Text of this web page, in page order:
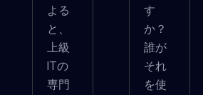
よる
と、
上級
ITの
専門
す
か？
誰が
それ
を使